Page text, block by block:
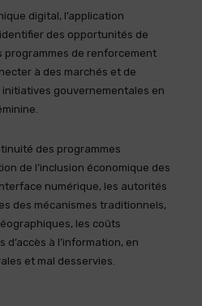
digital, l’application
des opportunités de
programmes de renforcement
à des marchés et de
gouvernementales en
des programmes
de l’inclusion économique des
numérique, les autorités
des mécanismes traditionnels,
les coûts
à l’information, en
et mal desservies.